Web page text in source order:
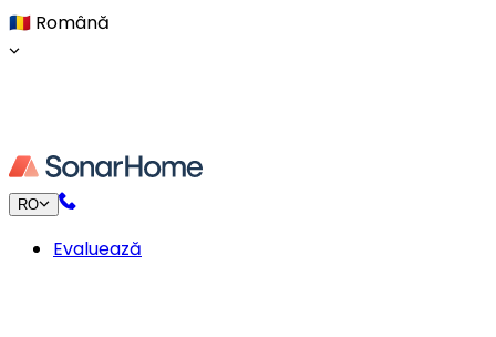
🇷🇴 Română
RO
Evaluează